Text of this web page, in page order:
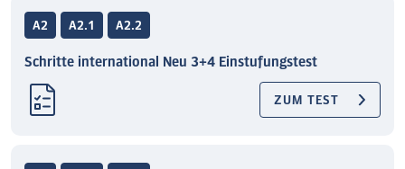
A2 A2.1 A2.2
Schritte international Neu 3+4 Einstufungstest
ZUM TEST